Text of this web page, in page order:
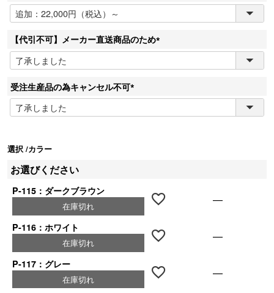
(
必
須
)
【代引不可】メーカー直送商品のため
(
必
受注生産品の為キャンセル不可
(
必
選択 カラー
お選びください
P-115：ダークブラウン
在庫切れ —
P-116：ホワイト
在庫切れ —
P-117：グレー
在庫切れ —